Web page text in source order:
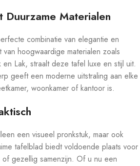
Duurzame Materialen
combinatie van elegantie en
van hoogwaardige materialen zoals
Lak, straalt deze tafel luxe en stijl uit.
geeft een moderne uitstraling aan elke
woonkamer of kantoor is.
een visueel pronkstuk, maar ook
tafelblad biedt voldoende plaats voor
gezellig samenzijn. Of u nu een